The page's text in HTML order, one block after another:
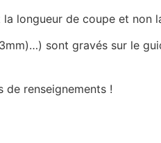
longueur de coupe et
sont gravés sur le
de renseignements !